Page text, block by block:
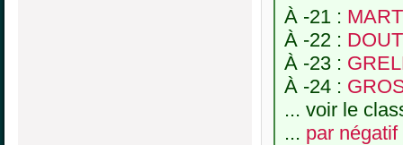
À -21 :
À -22 :
À -23 :
À -24 :
... voir le
... par négatif